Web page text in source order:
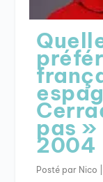
pas »
2004
Posté par Nico